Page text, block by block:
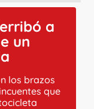
a
un
los brazos
que